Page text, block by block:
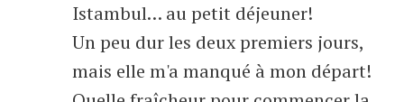
Istambul… au petit déjeuner!
Un peu dur les deux premiers jours,
mais elle m'a manqué à mon départ!